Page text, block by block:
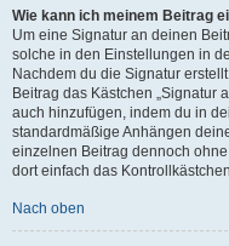
Wie kann ich meinem Beitrag
Um eine Signatur an deinen
solche in den Einstellungen in
Nachdem du die Signatur
Beitrag das Kästchen „Signatur
auch hinzufügen, indem du in
standardmäßige Anhängen
einzelnen Beitrag dennoch
dort einfach das
Nach oben